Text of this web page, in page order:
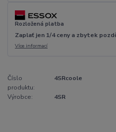
Rozložená platba
Zaplať jen 1/4 ceny a zbytek
Více informací
Číslo
produktu:
4SRcoole
Výrobce: 4SR